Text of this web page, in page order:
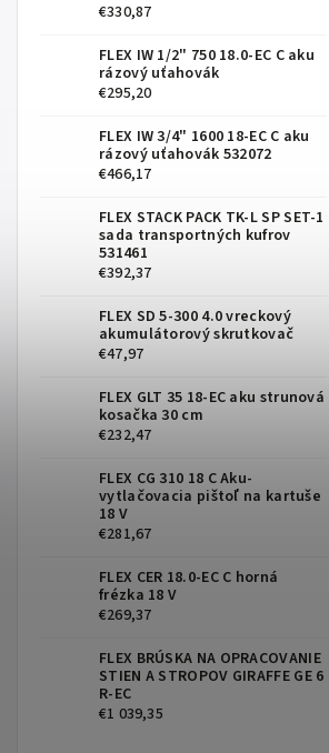
€330,87
FLEX IW 1/2" 750 18.0-EC C aku
rázový uťahovák
€295,20
FLEX IW 3/4" 1600 18-EC C aku
rázový uťahovák 532072
€466,17
FLEX STACK PACK TK-L SP SET-1
sada transportných kufrov
531461
€392,37
FLEX SD 5-300 4.0 vreckový
akumulátorový skrutkovač
€47,97
FLEX GLT 35 18-EC aku strunová
kosačka 30 cm
€232,47
FLEX CG 310 18 C Aku-
vytlačovacia pištoľ na kartuše
18 V
€281,67
FLEX CER 18.0-EC C horná
frézka 18 V
€269,37
FLEX BRÚSKA NA OPRACOVANIE
STIEN A STROPOV GIRAFFE GE 6
R-EC
€1 039,35